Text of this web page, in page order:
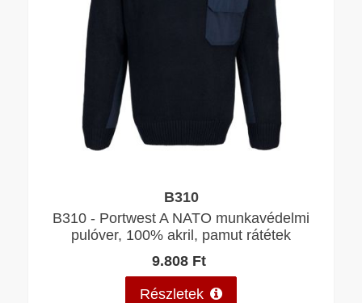
B310
B310 - Portwest A NATO munkavédelmi
pulóver, 100% akril, pamut rátétek
9.808 Ft
Részletek